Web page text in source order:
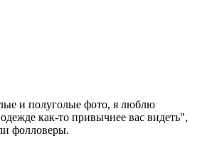
и полуголые фото, я люблю
как-то привычнее вас видеть",
фолловеры.